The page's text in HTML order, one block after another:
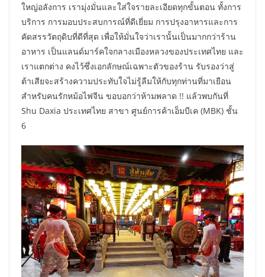
ใหญ่อลังการ เรามุ่งมั่นและใส่ใจรายละเอียดทุกขั้นตอน ทั้งการ
บริการ การมอบประสบการณ์ที่ดีเยี่ยม การปรุงอาหารและการ
คัดสรรวัตถุดิบที่ดีที่สุด เพื่อให้มั่นใจว่าเรานั้นเป็นมากกว่าร้าน
อาหาร เป็นแลนด์มาร์คใจกลางเมืองหลวงของประเทศไทย และ
เราแตกต่าง คงไว้ซึ่งเอกลักษณ์เฉพาะตัวของร้าน รับรองว่าสู่
ต้าเสียจะสร้างความประทับใจไม่รู้ลืมให้กับทุกท่านที่มาเยือน
สำหรับคนรักหม้อไฟจีน ขอบอกว่าห้ามพลาด !! แล้วพบกันที่
Shu Daxia ประเทศไทย สาขา ศูนย์การค้าเอ็มบีเค (MBK) ชั้น
6